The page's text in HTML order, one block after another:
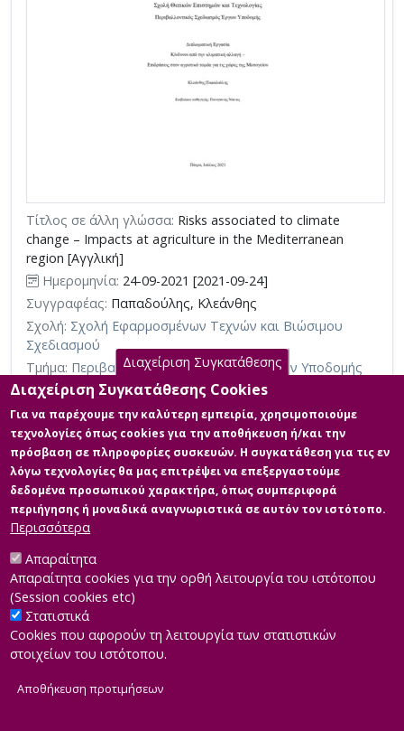
Τίτλος σε άλλη γλώσσα: Risks associated to climate
change – Impacts at agriculture in the Mediterranean
region [Αγγλική]
Ημερομηνία: 24-09-2021 [2021-09-24]
Συγγραφέας: Παπαδούλης, Κλεάνθης
Σχολή: Σχολή Εφαρμοσμένων Τεχνών και Βιώσιμου
Σχεδιασμού
Τμήμα: Περιβαλλοντικός Σχεδιασμός Έργων Υποδομής
(ΠΣΕ)
Περίληψη (Abstract):
Η κλιματική αλλαγή αποτελεί μια από τις
κυριότερες παγκόσμιες απειλές του 21ου αιώνα και επηρεάζει τη
γεωργία η οποία εξαρτάται άμεσα από κλιματικούς παράγοντες
όπως τη θερμοκρασία και τη βροχόπτωση για τη βιωσιμότητά
της. Το χαρακτηριστικό του μεσογειακού κλίματος είναι οι υγροί,
ήπιοι χειμώνες και τα μεγάλα, θερμά και ξηρά καλοκαίρια. Το
χειμώνα σημειώνεται το μεγαλύτερο μέρος των ετήσιων
βροχοπ...
Developed byINTEROPTICS
Διαχείριση Συγκατάθεσης
Διαχείριση Συγκατάθεσης Cookies
Για να παρέχουμε την καλύτερη εμπειρία, χρησιμοποιούμε
τεχνολογίες όπως cookies για την αποθήκευση ή/και την
πρόσβαση σε πληροφορίες συσκευών. Η συγκατάθεση για τις εν
λόγω τεχνολογίες θα μας επιτρέψει να επεξεργαστούμε
δεδομένα προσωπικού χαρακτήρα, όπως συμπεριφορά
περιήγησης ή μοναδικά αναγνωριστικά σε αυτόν τον ιστότοπο.
Περισσότερα
Απαραίτητα
Απαραίτητα cookies για την ορθή λειτουργία του ιστότοπου
(Session cookies etc)
Στατιστικά
Cookies που αφορούν τη λειτουργία των στατιστικών
στοιχείων του ιστότοπου.
Αποθήκευση προτιμήσεων